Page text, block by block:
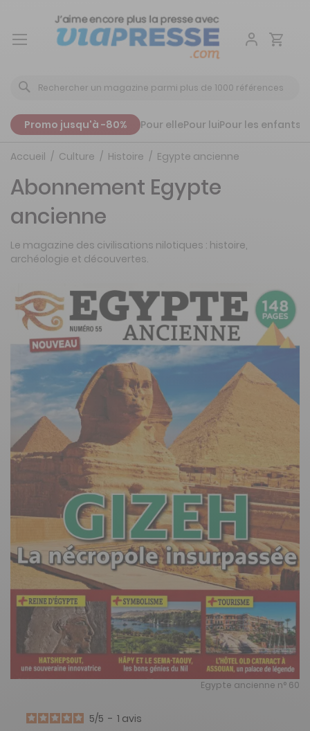
Aller
Promo jusqu'à -80% Pour ellePour luiPour les enfants
Accueil Culture Histoire Egypte ancienne
Egypte ancienne n° 60
Abonnement Egypte
ancienne
Le magazine des civilisations nilotiques : histoire,
archéologie et découvertes.
5/5 - 1 avis